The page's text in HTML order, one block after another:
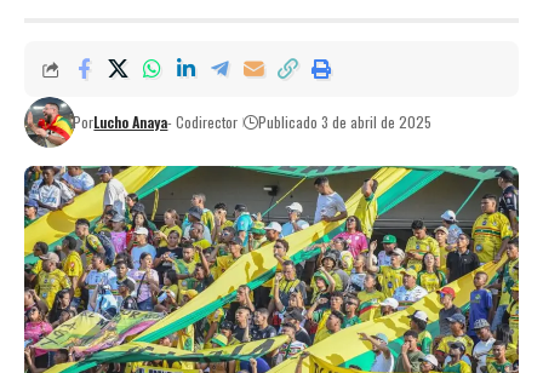
PorLucho Anaya- Codirector Publicado 3 de abril de 2025